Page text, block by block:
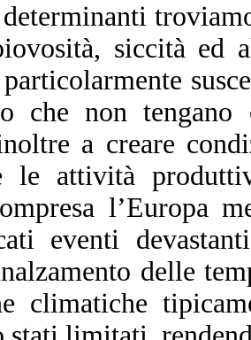
siccità ed
particolarmente
che non
a creare
le attività
l’Europa
eventi
delle
climatiche